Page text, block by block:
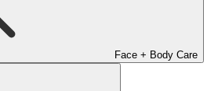
Face + Body Care